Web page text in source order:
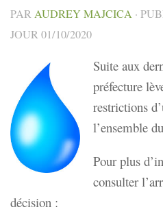
PAR AUDREY MAJCICA ·
JOUR 01/10/2020
Suite aux
préfecture
restrictions
l’ensemble
Pour plus
consulter
décision :